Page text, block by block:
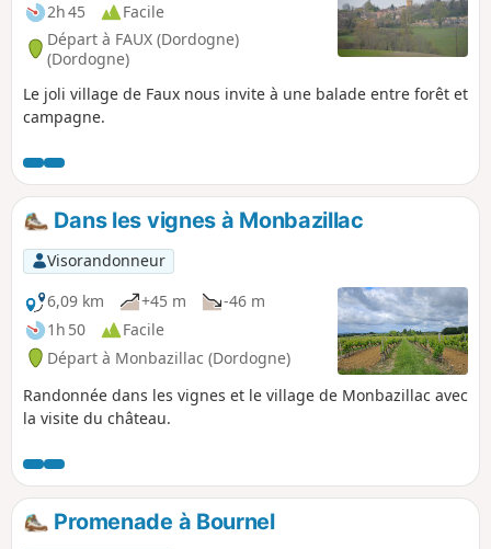
2h 45
Facile
Départ à FAUX (Dordogne)
(Dordogne)
Le joli village de Faux nous invite à une balade entre forêt et
campagne.
Dans les vignes à Monbazillac
Visorandonneur
6,09 km
+45 m
-46 m
1h 50
Facile
Départ à Monbazillac (Dordogne)
Randonnée dans les vignes et le village de Monbazillac avec
la visite du château.
Promenade à Bournel